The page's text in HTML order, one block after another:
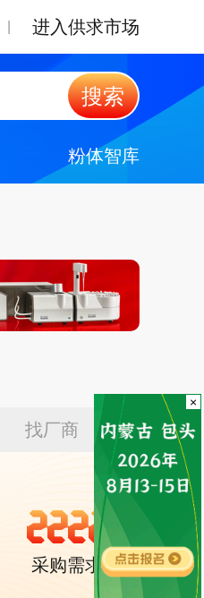
进入供求市场
搜索
粉体智库
找厂商
2222
采购需求
×